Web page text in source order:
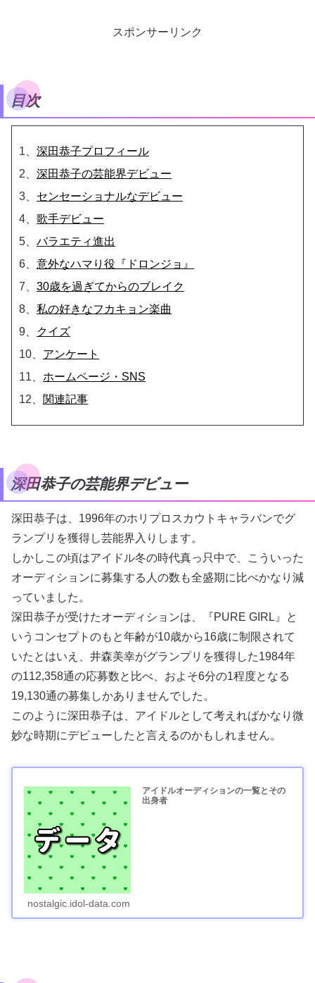
スポンサーリンク
目次
1、 深田恭子プロフィール
2、 深田恭子の芸能界デビュー
3、 センセーショナルなデビュー
4、 歌手デビュー
5、 バラエティ進出
6、 意外なハマり役『ドロンジョ』
7、 30歳を過ぎてからのブレイク
8、 私の好きなフカキョン楽曲
9、
クイズ
10、 アンケート
11、 ホームページ・SNS
12、 関連記事
深田恭子の芸能界デビュー
深田恭子は、1996年のホリプロスカウトキャラバンでグ
ランプリを獲得し芸能界入りします。
しかしこの頃はアイドル冬の時代真っ只中で、こういった
オーディションに募集する人の数も全盛期に比べかなり減
っていました。
深田恭子が受けたオーディションは、『PURE GIRL』と
いうコンセプトのもと年齢が10歳から16歳に制限されて
いたとはいえ、井森美幸がグランプリを獲得した1984年
の112,358通の応募数と比べ、およそ6分の1程度となる
19,130通の募集しかありませんでした。
このように深田恭子は、アイドルとして考えればかなり微
妙な時期にデビューしたと言えるのかもしれません。
アイドルオーディションの一覧とその
出身者
nostalgic.idol-data.com